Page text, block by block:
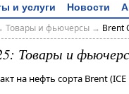
и услуги Новости
Товары и фьючерсы→ Brent
Товары и
на нефть сорта Brent